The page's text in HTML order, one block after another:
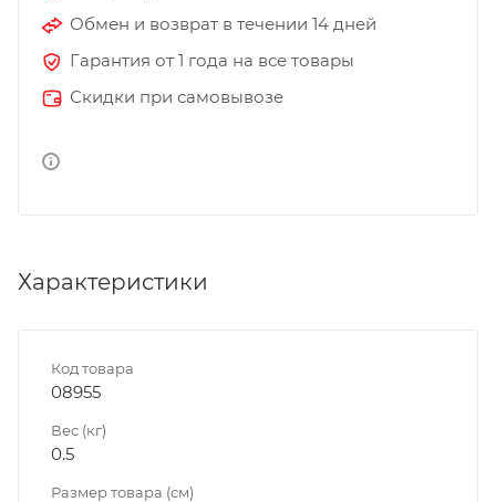
Обмен и возврат в течении 14 дней
Гарантия от 1 года на все товары
Скидки при самовывозе
Характеристики
Код товара
08955
Вес (кг)
0.5
Размер товара (см)